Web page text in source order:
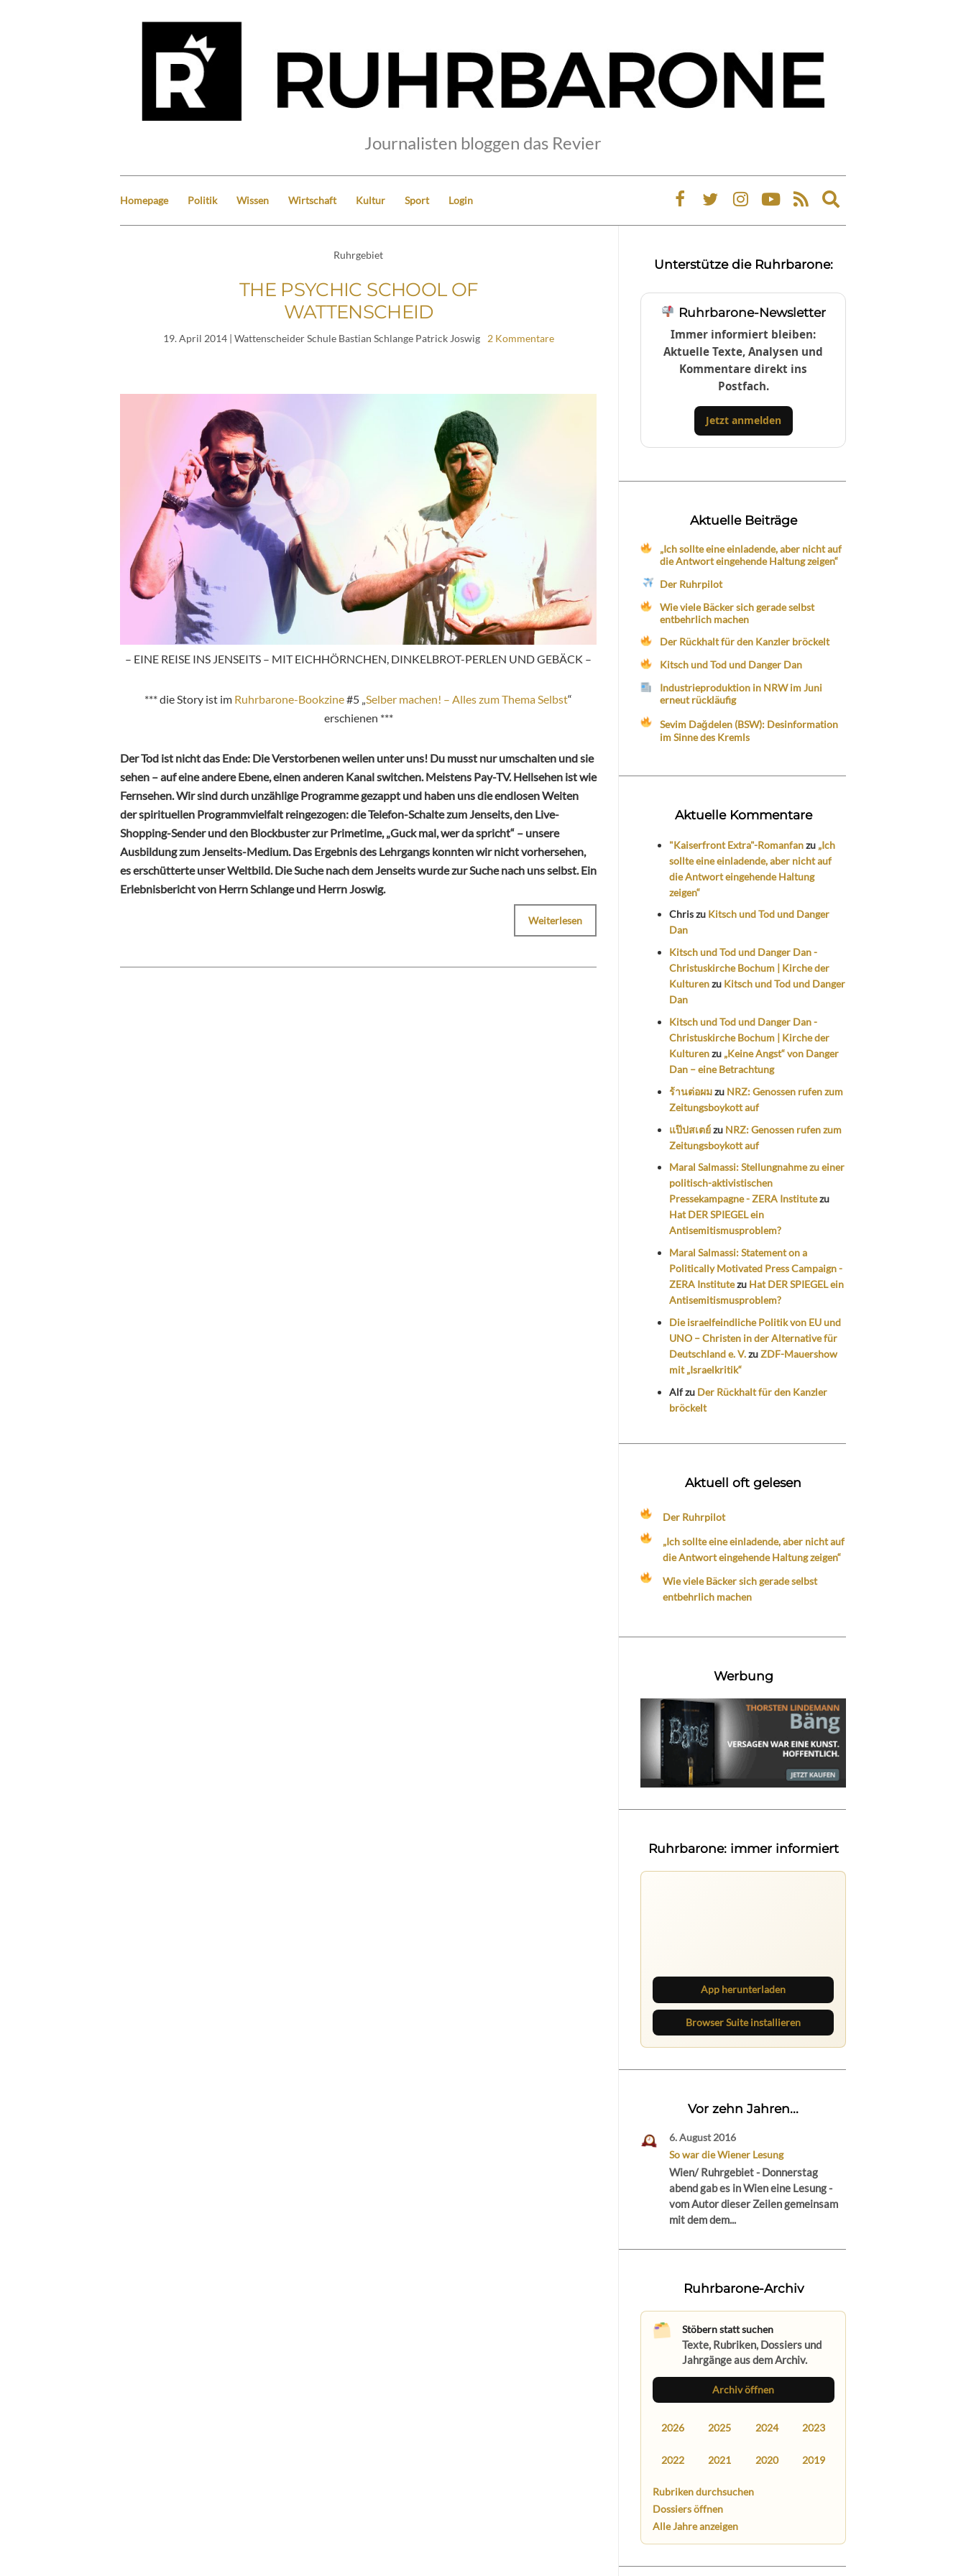
Journalisten bloggen das Revier
Homepage Politik Wissen Wirtschaft Kultur Sport Login
Expand
search
Ruhrgebiet
THE PSYCHIC SCHOOL OF
WATTENSCHEID
19. April 2014| Wattenscheider Schule Bastian Schlange Patrick Joswig 2 Kommentare
– EINE REISE INS JENSEITS – MIT EICHHÖRNCHEN, DINKELBROT-PERLEN UND GEBÄCK –
*** die Story ist im Ruhrbarone-Bookzine#5 „Selber machen! – Alles zum Thema Selbst“
erschienen ***
Der Tod ist nicht das Ende: Die Verstorbenen weilen unter uns! Du musst nur umschalten und sie
sehen – auf eine andere Ebene, einen anderen Kanal switchen. Meistens Pay-TV. Hellsehen ist wie
Fernsehen. Wir sind durch unzählige Programme gezappt und haben uns die endlosen Weiten
der spirituellen Programmvielfalt reingezogen: die Telefon-Schalte zum Jenseits, den Live-
Shopping-Sender und den Blockbuster zur Primetime, „Guck mal, wer da spricht“ – unsere
Ausbildung zum Jenseits-Medium. Das Ergebnis des Lehrgangs konnten wir nicht vorhersehen,
es erschütterte unser Weltbild. Die Suche nach dem Jenseits wurde zur Suche nach uns selbst. Ein
Erlebnisbericht von Herrn Schlange und Herrn Joswig.
Weiterlesen
Unterstütze die Ruhrbarone:
Ruhrbarone-Newsletter
Immer informiert bleiben:
Aktuelle Texte, Analysen und
Kommentare direkt ins
Postfach.
Jetzt anmelden
Aktuelle Beiträge
„Ich sollte eine einladende, aber nicht auf
die Antwort eingehende Haltung zeigen“
Der Ruhrpilot
Wie viele Bäcker sich gerade selbst
entbehrlich machen
Der Rückhalt für den Kanzler bröckelt
Kitsch und Tod und Danger Dan
Industrieproduktion in NRW im Juni
erneut rückläufig
Sevim Dağdelen (BSW): Desinformation
im Sinne des Kremls
Aktuelle Kommentare
"Kaiserfront Extra"-Romanfanzu „Ich
sollte eine einladende, aber nicht auf
die Antwort eingehende Haltung
zeigen“
Chriszu Kitsch und Tod und Danger
Dan
Kitsch und Tod und Danger Dan -
Christuskirche Bochum | Kirche der
Kulturenzu Kitsch und Tod und Danger
Dan
Kitsch und Tod und Danger Dan -
Christuskirche Bochum | Kirche der
Kulturenzu „Keine Angst“ von Danger
Dan – eine Betrachtung
ร้านต่อผมzu NRZ: Genossen rufen zum
Zeitungsboykott auf
แป๊ปสเตย์zu NRZ: Genossen rufen zum
Zeitungsboykott auf
Maral Salmassi: Stellungnahme zu einer
politisch-aktivistischen
Pressekampagne - ZERA Institutezu
Hat DER SPIEGEL ein
Antisemitismusproblem?
Maral Salmassi: Statement on a
Politically Motivated Press Campaign -
ZERA Institutezu Hat DER SPIEGEL ein
Antisemitismusproblem?
Die israelfeindliche Politik von EU und
UNO – Christen in der Alternative für
Deutschland e. V.zuZDF-Mauershow
mit „Israelkritik“
Alfzu Der Rückhalt für den Kanzler
bröckelt
Aktuell oft gelesen
Der Ruhrpilot
„Ich sollte eine einladende, aber nicht auf
die Antwort eingehende Haltung zeigen“
Wie viele Bäcker sich gerade selbst
entbehrlich machen
Werbung
Ruhrbarone: immer informiert
App herunterladen
Browser Suite installieren
Vor zehn Jahren...
6. August 2016
So war die Wiener Lesung
Wien/ Ruhrgebiet - Donnerstag
abend gab es in Wien eine Lesung -
vom Autor dieser Zeilen gemeinsam
mit dem dem...
Ruhrbarone-Archiv
Stöbern statt suchen
Texte, Rubriken, Dossiers und
Jahrgänge aus dem Archiv.
Archiv öffnen
2026 2025 2024 2023
2022 2021 2020 2019
Rubriken durchsuchen
Dossiers öffnen
Alle Jahre anzeigen